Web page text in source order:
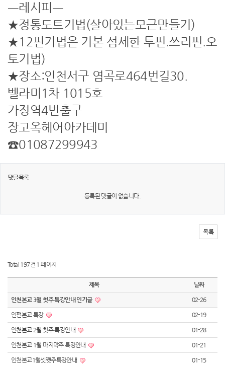
ㅡ레시피ㅡ
★정통도트기법(살아있는모근만들기)
★12핀기법은 기본 섬세한 투핀.쓰리핀.오
토기법)
★장소:인천서구 염곡로464번길30.
벨라미1차 1015호
가정역4번출구
장고옥헤어아카데미
☎01087299943
댓글목록
등록된 댓글이 없습니다.
목록
Total 197건 1 페이지
제목 날짜
인천본교 3월 첫주 특강안내 인기글 02-26
인펀본교 특강 02-19
인천본교 2월 첫주 특강안내 01-28
인천본교 1월 마지막주 특강안내 01-21
인천본교1월셋쨋주특강안내 01-15